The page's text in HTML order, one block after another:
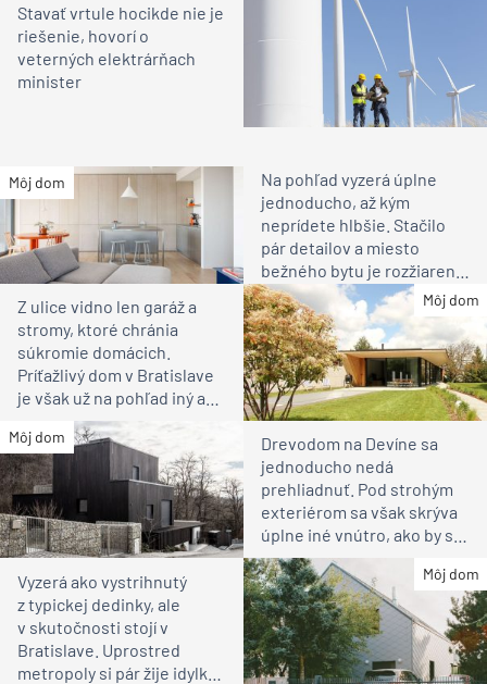
Stavať vrtule hocikde nie je
riešenie, hovorí o
veterných elektrárňach
minister
Môj dom
Na pohľad vyzerá úplne
jednoducho, až kým
neprídete hlbšie. Stačilo
pár detailov a miesto
bežného bytu je rozžiarené
bývanie pre rodinu
Môj dom
Z ulice vidno len garáž a
stromy, ktoré chránia
súkromie domácich.
Príťažlivý dom v Bratislave
je však už na pohľad iný ako
susedia
Môj dom
Drevodom na Devíne sa
jednoducho nedá
prehliadnuť. Pod strohým
exteriérom sa však skrýva
úplne iné vnútro, ako by ste
čakali
Môj dom
Vyzerá ako vystrihnutý
z typickej dedinky, ale
v skutočnosti stojí v
Bratislave. Uprostred
metropoly si pár žije idylku